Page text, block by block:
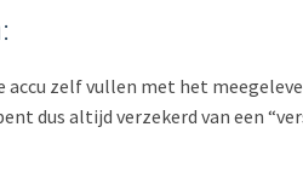
accu zelf vullen met het
dus altijd verzekerd van een